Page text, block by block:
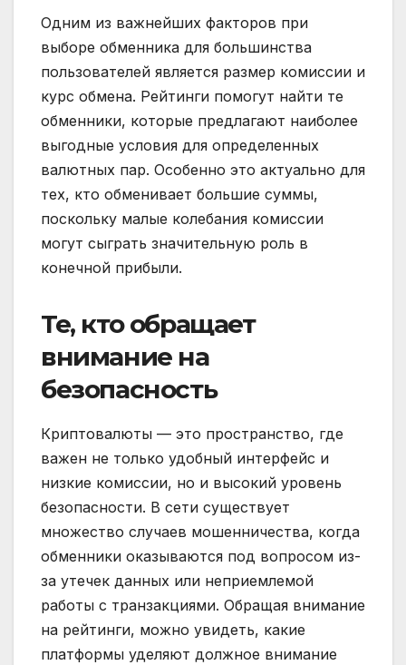
Одним из важнейших факторов при
выборе обменника для большинства
пользователей является размер комиссии и
курс обмена. Рейтинги помогут найти те
обменники, которые предлагают наиболее
выгодные условия для определенных
валютных пар. Особенно это актуально для
тех, кто обменивает большие суммы,
поскольку малые колебания комиссии
могут сыграть значительную роль в
конечной прибыли.
Те, кто обращает
внимание на
безопасность
Криптовалюты — это пространство, где
важен не только удобный интерфейс и
низкие комиссии, но и высокий уровень
безопасности. В сети существует
множество случаев мошенничества, когда
обменники оказываются под вопросом из-
за утечек данных или неприемлемой
работы с транзакциями. Обращая внимание
на рейтинги, можно увидеть, какие
платформы уделяют должное внимание